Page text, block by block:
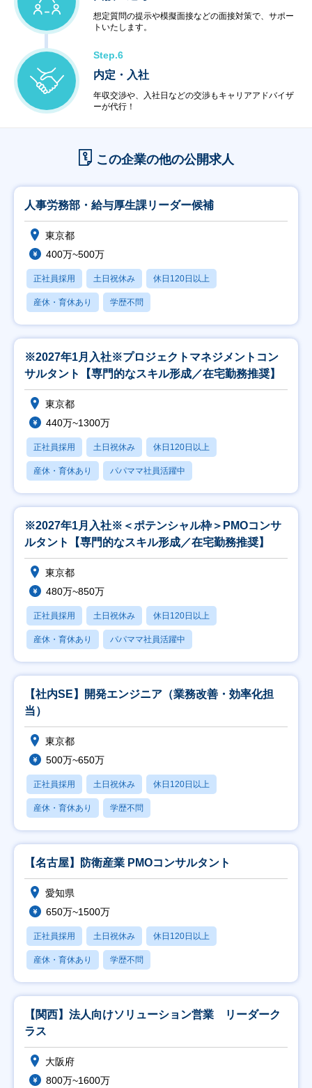
想定質問の提示や模擬面接などの面接対策で、サポー
トいたします。
Step.6
内定・入社
年収交渉や、入社日などの交渉もキャリアアドバイザ
ーが代行！
この企業の他の公開求人
人事労務部・給与厚生課リーダー候補
東京都
400万~500万
正社員採用 土日祝休み 休日120日以上
産休・育休あり 学歴不問
※2027年1月入社※プロジェクトマネジメントコン
サルタント【専門的なスキル形成／在宅勤務推奨】
東京都
440万~1300万
正社員採用 土日祝休み 休日120日以上
産休・育休あり パパママ社員活躍中
※2027年1月入社※＜ポテンシャル枠＞PMOコンサ
ルタント【専門的なスキル形成／在宅勤務推奨】
東京都
480万~850万
正社員採用 土日祝休み 休日120日以上
産休・育休あり パパママ社員活躍中
【社内SE】開発エンジニア（業務改善・効率化担
当）
東京都
500万~650万
正社員採用 土日祝休み 休日120日以上
産休・育休あり 学歴不問
【名古屋】防衛産業 PMOコンサルタント
愛知県
650万~1500万
正社員採用 土日祝休み 休日120日以上
産休・育休あり 学歴不問
【関西】法人向けソリューション営業 リーダーク
ラス
大阪府
800万~1600万